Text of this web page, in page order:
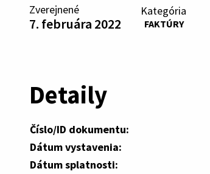
Zverejnené
7. februára 2022
Kategória
FAKTÚRY
Detaily
Číslo/ID dokumentu:
Dátum vystavenia:
Dátum splatnosti: